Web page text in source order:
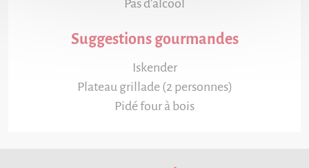
Pas d'alcool
Suggestions gourmandes
Iskender
Plateau grillade (2 personnes)
Pidé four à bois